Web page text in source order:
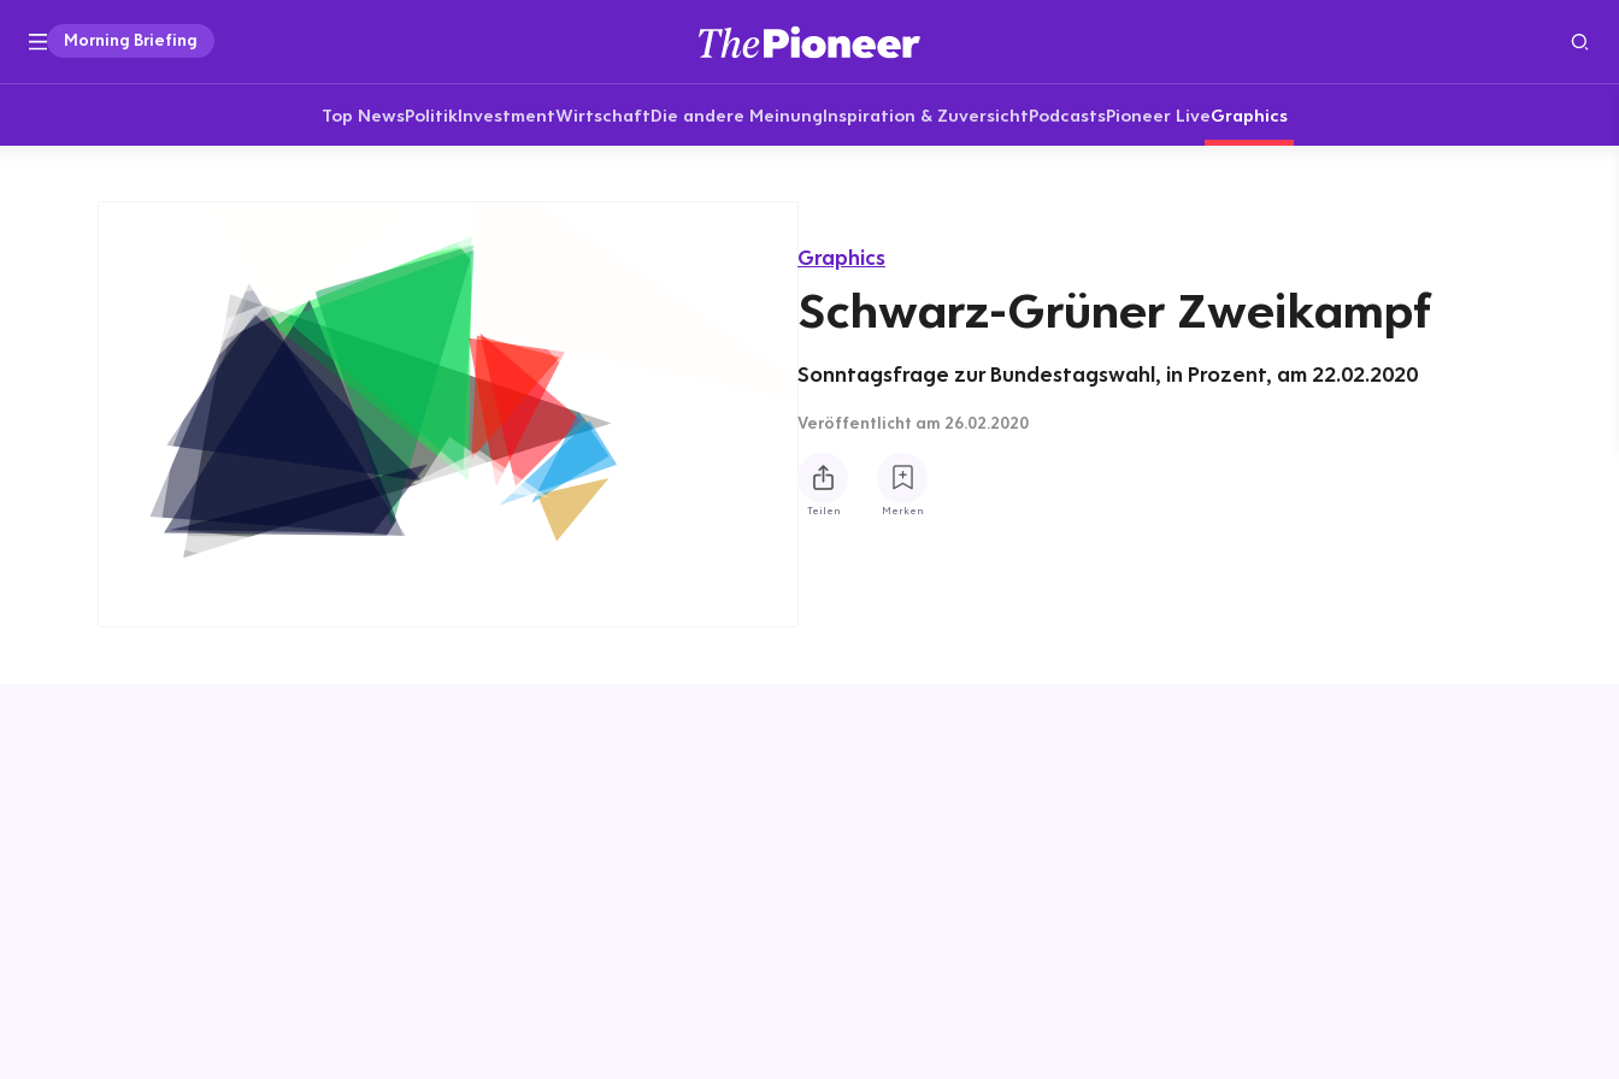
Morning Briefing
Top NewsPolitikInvestmentWirtschaftDie andere MeinungInspiration & ZuversichtPodcastsPioneer LiveGraphics
Graphics
Schwarz-Grüner Zweikampf
Sonntagsfrage zur Bundestagswahl, in Prozent, am 22.02.2020
Veröffentlicht am 26.02.2020
Teilen Merken